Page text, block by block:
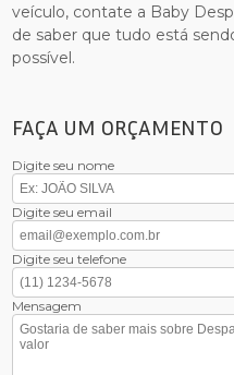
veículo, contate a Baby
de saber que tudo está
possível.
FAÇA UM ORÇAMENTO
Digite seu nome
Digite seu email
Digite seu telefone
Mensagem